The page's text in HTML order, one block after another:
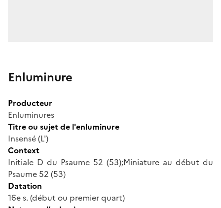
Enluminure
Producteur
Enluminures
Titre ou sujet de l'enluminure
Insensé (L')
Context
Initiale D du Psaume 52 (53);Miniature au début du
Psaume 52 (53)
Datation
16e s. (début ou premier quart)